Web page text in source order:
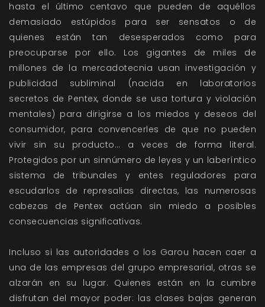
hasta el último centavo que pueden de aquéllos
demasiado estúpidos para ser sensatos o de
quienes están tan desesperados como para
preocuparse por ello. Los gigantes de miles de
millones de la mercadotecnia usan investigación y
publicidad subliminal (nacida en laboratorios
secretos de Pentex, donde se usa tortura y violación
mentales) para dirigirse a los miedos y deseos del
consumidor, para convencerles de que no pueden
vivir sin su producto… a veces de forma literal.
Protegidos por un sinnúmero de leyes y un laberíntico
sistema de tribunales y entes reguladores para
escudarlos de represalias directas, las numerosas
cabezas de Pentex actúan sin miedo a posibles
consecuencias significativas.
Incluso si las autoridades o los Garou hacen caer a
una de las empresas del grupo empresarial, otras se
alzarán en su lugar. Quienes están en la cumbre
disfrutan del mayor poder: las clases bajas generan